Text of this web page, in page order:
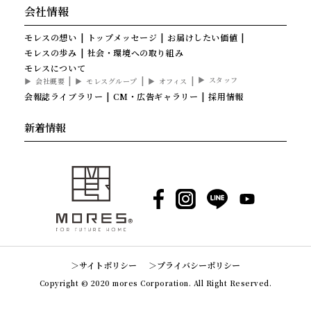
会社情報
モレスの想い トップメッセージ
お届けしたい価値
モレスの歩み
社会・環境への取り組み
モレスについて
会社概要 モレスグループ オフィス スタッフ
会報誌ライブラリー CM・広告ギャラリー 採用情報
新着情報
Facebook
Instagram
LINE YouTube
サイトポリシー プライバシーポリシー
Copyright © 2020 mores Corporation. All Right Reserved.